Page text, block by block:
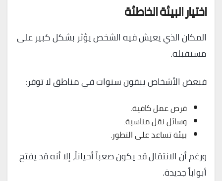
اختيار البيئة الخاطئة
المكان الذي يعيش فيه الشخص يؤثر بشكل كبير على
مستقبله.
فبعض الأشخاص يبقون سنوات في مناطق لا توفر:
فرص عمل كافية.
وسائل نقل مناسبة.
بيئة تساعد على التطور.
ورغم أن الانتقال قد يكون صعباً أحياناً، إلا أنه قد يفتح
أبواباً جديدة.